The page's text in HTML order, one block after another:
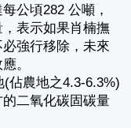
公頃282 公噸，
表示如果肖楠撫
強行移除，未來
。
佔農地之4.3-6.3%)
二氧化碳固碳量